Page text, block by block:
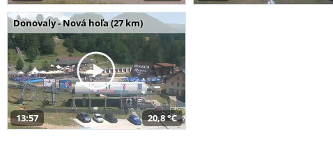
Donovaly - Nová hoľa (27 km)
13:57 20,8 °C